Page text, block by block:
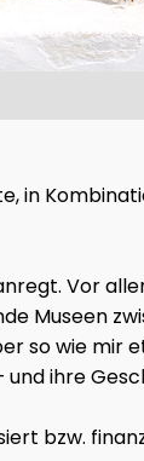
in
Vor
Museen
so wie mir
und ihre
bzw.